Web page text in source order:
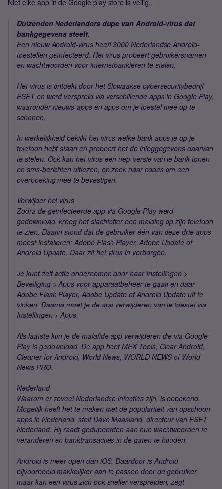
Niet elke app in de Google play store is veilig..
Duizenden Nederlanders dupe van Android-virus dat
bankgegevens steelt.
Een nieuw Android-virus heeft 3000 Nederlandse Android-
toestellen geïnfecteerd. Het virus probeert gebruikersnamen
en wachtwoorden voor internetbankieren te stelen.
Het virus is ontdekt door het Slowaakse cybersecuritybedrijf
ESET en werd verspreid via verschillende apps in Google Play,
waaronder nieuws-apps en apps om je toestel mee op te
schonen.
In werkelijkheid bekijkt het virus welke bank-apps je op je
telefoon hebt staan en probeert het de inloggegevens daarvan
te stelen. Ook kan het virus een nep-versie van je bank tonen
en sms-berichten uitlezen, op zoek naar codes om een
overboeking mee te bevestigen.
Verwijder het virus
Zodra de geïnfecteerde app via Google Play werd
gedownload, kreeg het slachtoffer een melding op zijn telefoon
te zien. Daarin stond dat de gebruiker één van deze drie apps
moest installeren: Adobe Flash Player, Adobe Update of
Android Update. Daar zit het virus in verborgen.
Je kunt zelf actie ondernemen door naar Instellingen >
Beveiliging > Apps voor apparaatbeheer te gaan en daar
Adobe Flash Player, Adobe Update of Android Update uit te
vinken. Daarna moet je de app verwijderen van je toestel via
Instellingen > Apps.
Als laatste kun je de malafide app verwijderen die via Google
Play is gedownload. De app heet MEX Tools, Clear Android,
Cleaner for Android, World News, WORLD NEWS of World
News PRO.
Nederland
Waarom er zoveel Nederlandse infecties zijn, is onbekend.
Mogelijk heeft het te maken met de populariteit van opschoon-
apps in Nederland, stelt Dave Maasland, directeur van ESET
Nederland. Hij raadt gedupeerden aan hun wachtwoorden te
veranderen en banktransacties in de gaten te houden.
Android is meer open dan iOS. Daardoor is Android
bijvoorbeeld makkelijker aan te passen door de gebruiker,
maar kan een virus zich ook sneller verspreiden, zegt